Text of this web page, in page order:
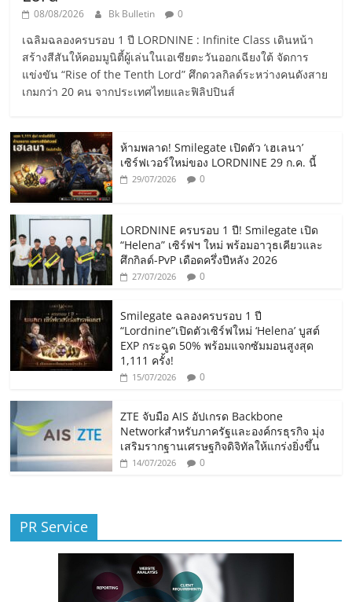
08/08/2026 Bk Bulletin 0
เฉลิมฉลองครบรอบ 1 ปี LORDNINE : Infinite Class เดินหน้า
สร้างสีสันให้คอมมูนิตี้ผู้เล่นในเอเชียตะวันออกเฉียงใต้ จัดการ
แข่งขัน “Rise of the Tenth Lord” ศึกดวลกิลด์ระหว่างคนดังสาย
เกมกว่า 20 คน จากประเทศไทยและฟิลิปปินส์
ห้ามพลาด! Smilegate เปิดตัว ‘เฮเลนา’
เซิร์ฟเวอร์ใหม่ของ LORDNINE 29 ก.ค. นี้
29/07/2026 0
LORDNINE ครบรอบ 1 ปี! Smilegate เปิด
“Helena” เซิร์ฟฯ ใหม่ พร้อมอาวุธเคียวและ
ศึกกิลด์-PvP เดือดครึ่งปีหลัง 2026
27/07/2026 0
Smilegate ฉลองครบรอบ 1 ปี
“Lordnine”เปิดตัวเซิร์ฟใหม่ ‘Helena’ บูสต์
EXP กระฉูด 50% พร้อมแจกซัมมอนสูงสุด
1,111 ครั้ง!
15/07/2026 0
ZTE จับมือ AIS อัปเกรด Backbone
Networkสำหรับภาครัฐและองค์กรธุรกิจ มุ่ง
เสริมรากฐานเศรษฐกิจดิจิทัลให้แกร่งยิ่งขึ้น
14/07/2026 0
PR Service